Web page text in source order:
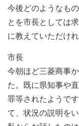
今後どのようなも
とを市長としては
に教えていただけ
市長
今朝ほど三菱商事
た。既に県知事や
罪等されたようで
て、状況の説明を